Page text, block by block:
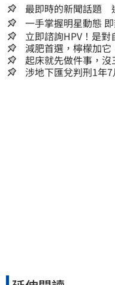
最即時的新聞話題
一
立即諮詢HPV！是
嫌晚！
減肥首選，檸檬加
人生
起床就先做件事，
小！
涉地下匯兌判刑1年